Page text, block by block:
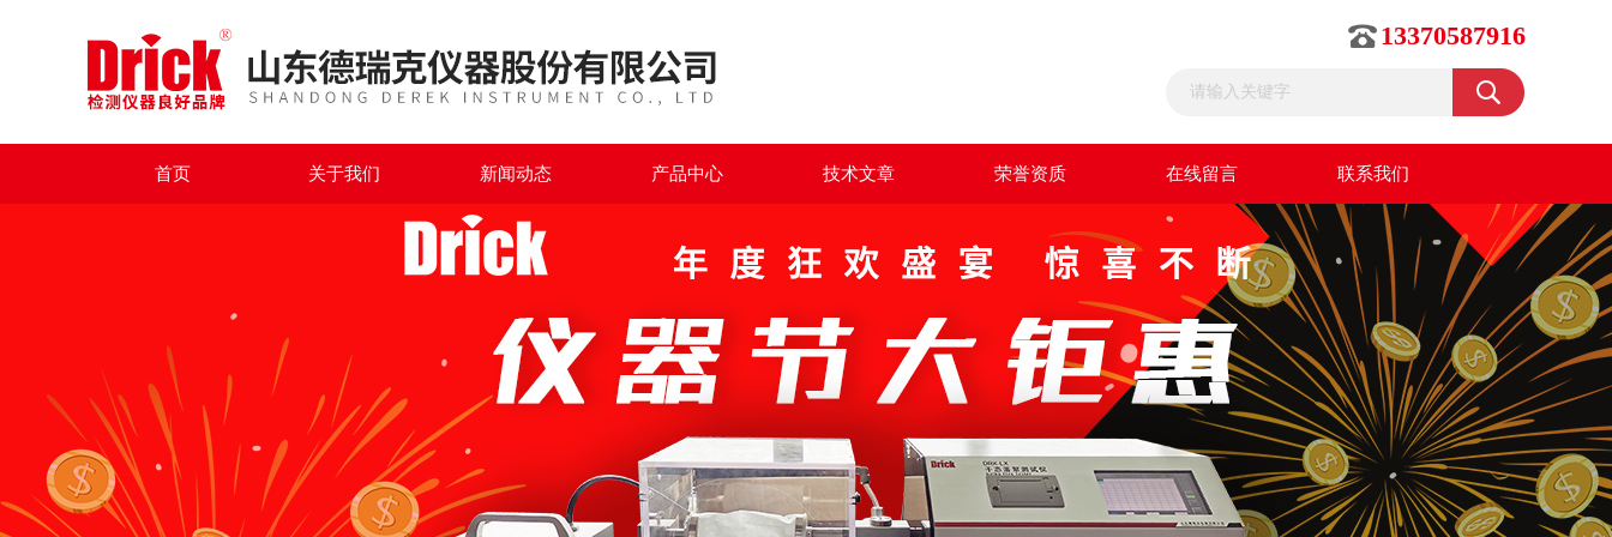
13370587916
首页 关于我们 新闻动态 产品中心 技术文章 荣誉资质 在线留言 联系我们